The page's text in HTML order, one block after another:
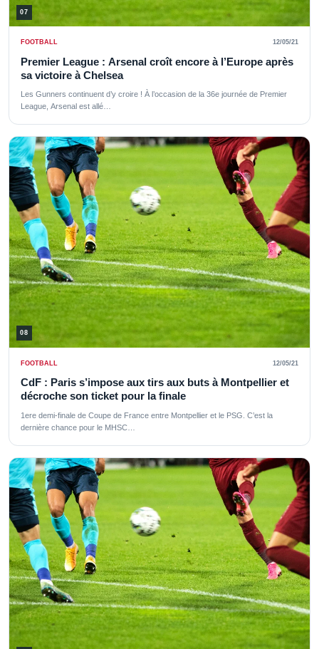
07
FOOTBALL 12/05/21
Premier League : Arsenal croît encore à l’Europe après
sa victoire à Chelsea
Les Gunners continuent d’y croire ! À l’occasion de la 36e journée de Premier
League, Arsenal est allé…
08
FOOTBALL 12/05/21
CdF : Paris s’impose aux tirs aux buts à Montpellier et
décroche son ticket pour la finale
1ere demi-finale de Coupe de France entre Montpellier et le PSG. C’est la
dernière chance pour le MHSC…